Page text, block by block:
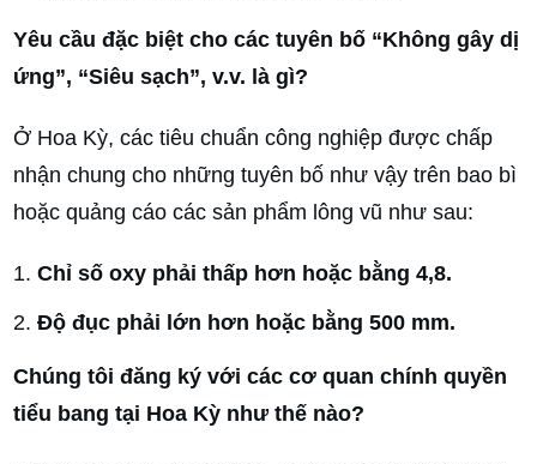
Yêu cầu đặc biệt cho các tuyên bố “Không gây dị
ứng”, “Siêu sạch”, v.v. là gì?
Ở Hoa Kỳ, các tiêu chuẩn công nghiệp được chấp
nhận chung cho những tuyên bố như vậy trên bao bì
hoặc quảng cáo các sản phẩm lông vũ như sau:
Chỉ số oxy phải thấp hơn hoặc bằng 4,8.
Độ đục phải lớn hơn hoặc bằng 500 mm.
Chúng tôi đăng ký với các cơ quan chính quyền
tiểu bang tại Hoa Kỳ như thế nào?